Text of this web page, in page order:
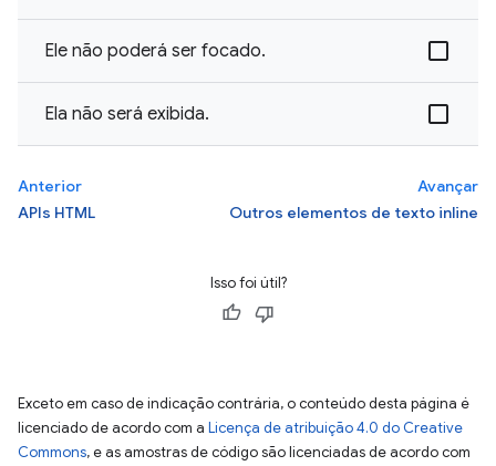
Ele não poderá ser focado.
Ela não será exibida.
Anterior
APIs HTML
Avançar
Outros elementos de texto inline
Isso foi útil?
Exceto em caso de indicação contrária, o conteúdo desta página é
licenciado de acordo com a Licença de atribuição 4.0 do Creative
Commons, e as amostras de código são licenciadas de acordo com